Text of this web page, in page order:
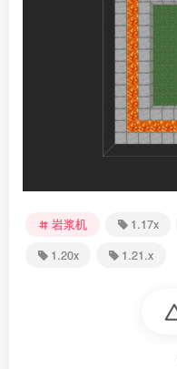
岩浆机 1.17x
1.20x
1.21.x